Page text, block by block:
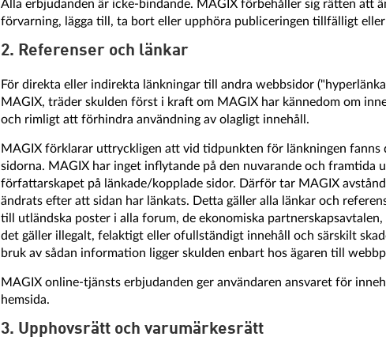
Alla erbjudanden är icke-bindande. MAGIX förbehåller sig rätten att
förvarning, lägga till, ta bort eller upphöra publiceringen tillfälligt
2. Referenser och länkar
För direkta eller indirekta länkningar till andra webbsidor
MAGIX, träder skulden först i kraft om MAGIX har kännedom om
och rimligt att förhindra användning av olagligt innehåll.
MAGIX förklarar uttryckligen att vid tidpunkten för länkningen fanns
sidorna. MAGIX har inget inflytande på den nuvarande och framtida
författarskapet på länkade/kopplade sidor. Därför tar MAGIX
ändrats efter att sidan har länkats. Detta gäller alla länkar och
till utländska poster i alla forum, de ekonomiska
det gäller illegalt, felaktigt eller ofullständigt innehåll och särskilt
bruk av sådan information ligger skulden enbart hos ägaren till
MAGIX online-tjänsts erbjudanden ger användaren ansvaret för
hemsida.
3. Upphovsrätt och varumärkesrätt